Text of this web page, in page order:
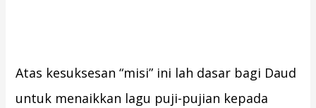
Atas kesuksesan “misi” ini lah dasar bagi Daud
untuk menaikkan lagu puji-pujian kepada